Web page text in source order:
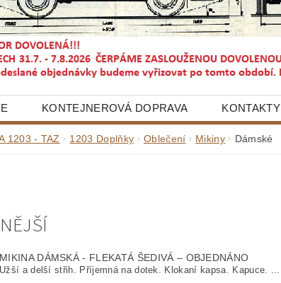
KONTEJNEROVÁ DOPRAVA KONTAKTY
1203 - TAZ 1203 Doplňky Oblečení Mikiny Dámské
MIKINA DÁMSKÁ - FLEKATÁ ŠEDIVÁ – OBJEDNÁNO
Užší a delší střih. Příjemná na dotek. Klokaní kapsa. Kapuce. ...